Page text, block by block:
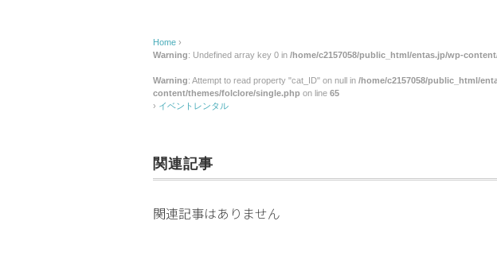
Home ›
Warning: Undefined array key 0 in /home/c2157058/public_html/entas.jp/wp-
Warning: Attempt to read property "cat_ID" on null in /home/c2157058/public_html/
content/themes/folclore/single.php on line 65
› イベントレンタル
関連記事
関連記事はありません